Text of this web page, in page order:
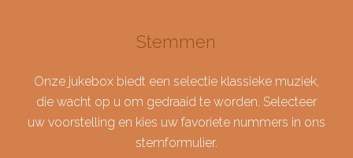
Stemmen
Onze jukebox biedt een selectie klassieke muziek,
die wacht op u om gedraaid te worden. Selecteer
uw voorstelling en kies uw favoriete nummers in ons
stemformulier.